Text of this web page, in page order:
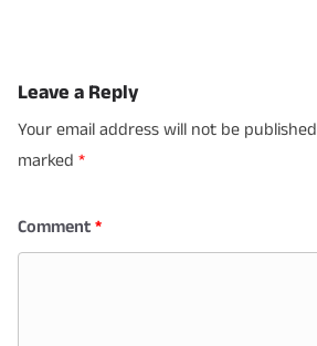
Leave a Reply
Your email address will not be
marked *
Comment*